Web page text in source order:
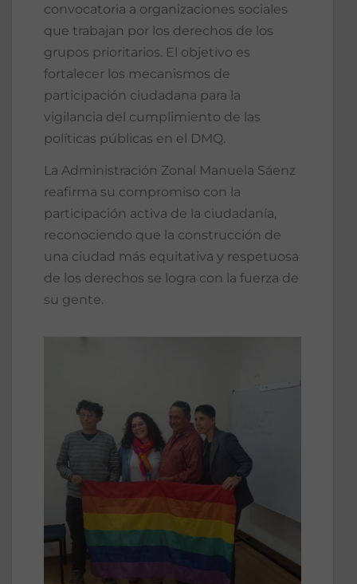
convocatoria a organizaciones sociales
que trabajan por los derechos de los
grupos prioritarios. El objetivo es
fortalecer los mecanismos de
participación ciudadana para la
vigilancia del cumplimiento de las
políticas públicas en el DMQ.
La Administración Zonal Manuela Sáenz
reafirma su compromiso con la
participación activa de la ciudadanía,
reconociendo que la construcción de
una ciudad más equitativa y respetuosa
de los derechos se logra con la fuerza de
su gente.